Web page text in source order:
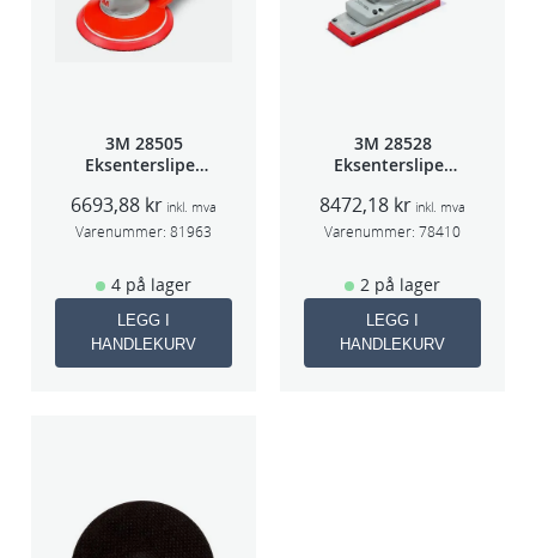
3M 28505
Eksentersliper
2,5mm slag
75mm
6693,88 kr inkl. mva
Varenummer: 81963
4 på lager
LEGG I
HANDLEKURV
3M 28528
Eksentersliper
3mm slag
70×198
8472,18 kr inkl. mva
Varenummer: 78410
2 på lager
LEGG I
HANDLEKURV